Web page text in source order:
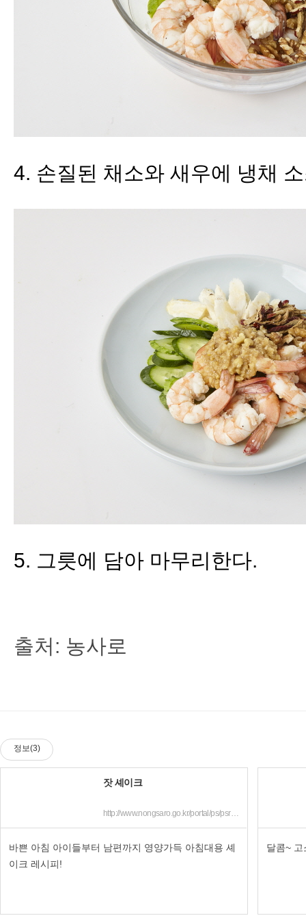
4. 손질된 채소와 새우에 냉채
5. 그릇에 담아 마무리한다.
출처: 농사로
정보(3)
잣 셰이크
http://www.nongsaro.go.kr/portal/ps/psr/psrb/monthNewFdDtl.ps?menuId=PS03924&cntntsNo=215579&code=251004&thisYear=2019&thisMonth=11
바쁜 아침 아이들부터 남편까지 영양가득 아침대용 셰
이크 레시피!
달콤~